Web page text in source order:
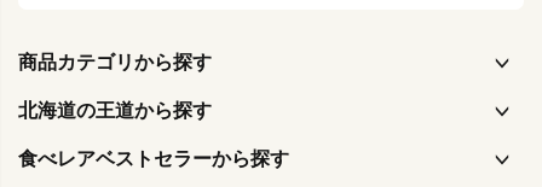
商品カテゴリから探す
北海道の王道から探す
食べレアベストセラーから探す